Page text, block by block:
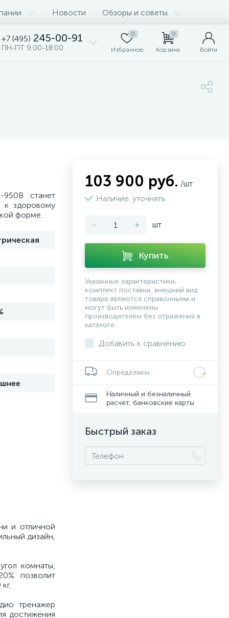
Новости Обзоры и советы
+7 (495) 245-00-91
ПН-ПТ 9:00-18:00
0
Избранное
0
Корзина Войти
станет
здоровому
форме.
и отличной
дизайн,
комнаты,
позволит
тренажер
достижения
103 900 руб. /шт
Наличие: уточнять
- + шт
Купить
Указанные характеристики,
комплект поставки, внешний вид
товара являются справочными и
могут быть изменены
производителем без отражения в
каталоге.
Добавить к сравнению
Определяем...
Наличный и безналичный
расчет, банковские карты
Быстрый заказ